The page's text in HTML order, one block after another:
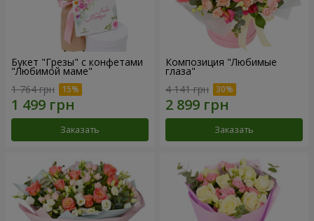
Букет "Грезы" с конфетами
"Любимой маме"
1 764 грн
Заказать
Композиция "Любимые
глаза"
4 141 грн
Заказать